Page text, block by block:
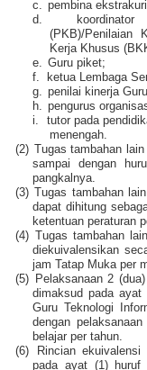
c. pembina
d.
koordinator
(PKB)/Penilaian
Kerja Khusus
e. Guru piket;
f.
ketua Lembaga
g. penilai kinerja
h. pengurus
i.
tutor pada
menengah.
(2) Tugas tambahan
sampai dengan
pangkalnya.
(3) Tugas tambahan
dapat dihitung
ketentuan peraturan
(4) Tugas tambahan
diekuivalensikan
jam Tatap Muka per
(5) Pelaksanaan 2
dimaksud pada
Guru Teknologi
dengan
belajar per tahun.
(6)
Rincian
pada ayat (1) huruf